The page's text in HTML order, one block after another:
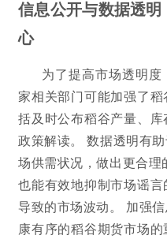
信息公开与数据透
心
为了提高市场透明
家相关部门可能加强了
括及时公布稻谷产量、
政策解读。 数据透明有
场供需状况，做出更合
也能有效地抑制市场谣
导致的市场波动。 加强
康有序的稻谷期货市场